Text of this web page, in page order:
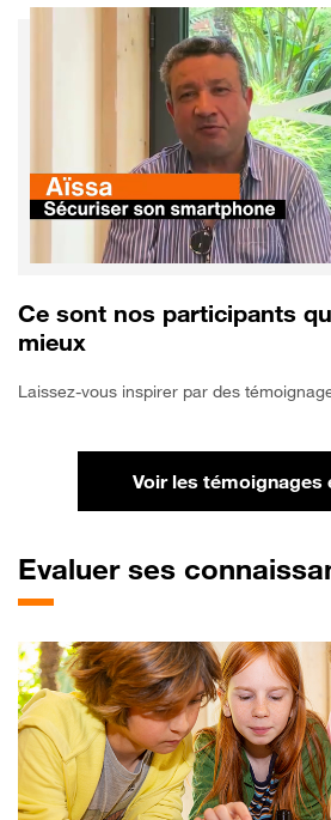
Ce sont nos participants
mieux
Laissez-vous inspirer par des
Voir les témoignages
Evaluerses